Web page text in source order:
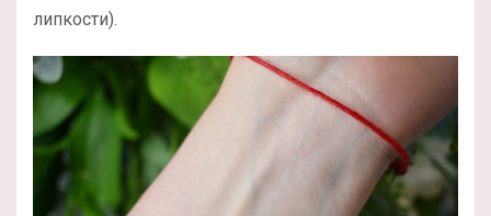
липкости).